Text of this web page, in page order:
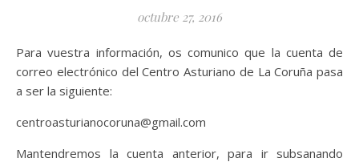
octubre 27, 2016
Para vuestra información, os comunico que la cuenta de
correo electrónico del Centro Asturiano de La Coruña pasa
a ser la siguiente:
centroasturianocoruna@gmail.com
Mantendremos la cuenta anterior, para ir subsanando